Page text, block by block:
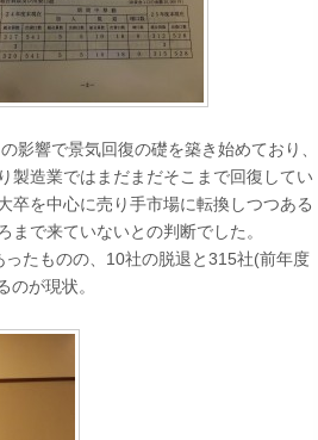
影響で景気回復の礎を築き始めており、
製造業ではまだまだそこまで回復してい
卒を中心に売り手市場に転換しつつある
で来ていないとの判断でした。
たものの、10社の脱退と315社(前年度
のが現状。